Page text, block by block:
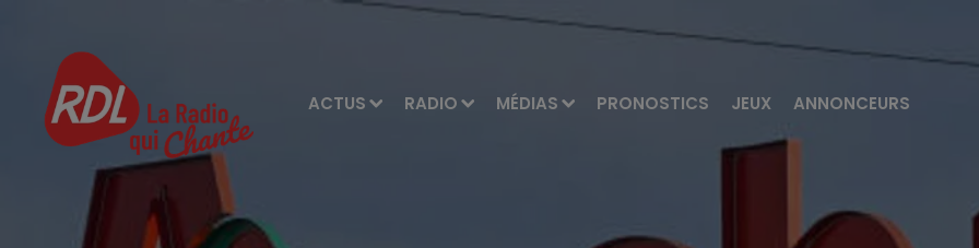
ACTUS RADIO MÉDIAS PRONOSTICS JEUX ANNONCEURS